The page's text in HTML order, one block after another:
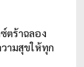
ตร้าฉลอง
ามสุขให้ทุก